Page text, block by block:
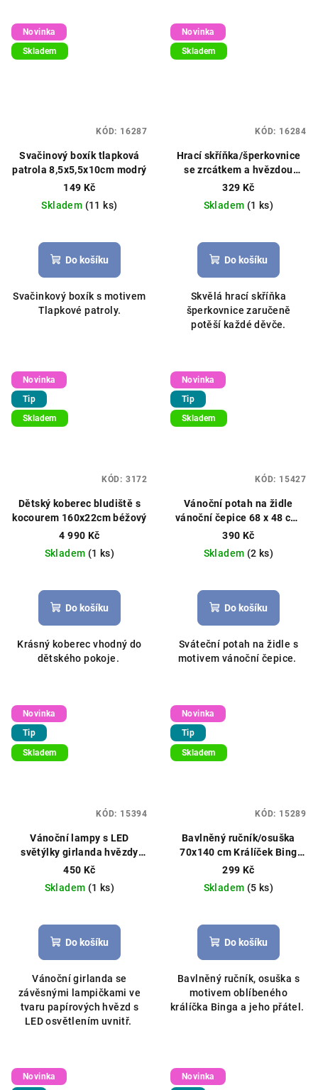
Novinka
Skladem
Svačinový boxík tlapková
patrola 8,5x5,5x10cm modrý
149 Kč
Skladem (11 ks)
Do košíku
Svačinkový boxík s motivem
Tlapkové patroly.
KÓD: 16287
Novinka
Skladem
Hrací skříňka/šperkovnice
se zrcátkem a hvězdou
14x11x10cm růžová
329 Kč
Skladem (1 ks)
Do košíku
Skvělá hrací skříňka
šperkovnice zaručeně
potěší každé děvče.
KÓD: 16284
Novinka
Tip
Skladem
Dětský koberec bludiště s
kocourem 160x22cm béžový
4 990 Kč
Skladem (1 ks)
Do košíku
Krásný koberec vhodný do
dětského pokoje.
KÓD: 3172
Novinka
Tip
Skladem
Vánoční potah na židle
vánoční čepice 68 x 48 cm,
4ks červený
390 Kč
Skladem (2 ks)
Do košíku
Sváteční potah na židle s
motivem vánoční čepice.
KÓD: 15427
Novinka
Tip
Skladem
Vánoční lampy s LED
světýlky girlanda hvězdy
bílá 120 cm
450 Kč
Skladem (1 ks)
Do košíku
Vánoční girlanda se
závěsnými lampičkami ve
tvaru papírových hvězd s
LED osvětlením uvnitř.
KÓD: 15394
Novinka
Tip
Skladem
Bavlněný ručník/osuška
70x140 cm Králíček Bing
různé barvy
299 Kč
Skladem (5 ks)
Do košíku
Bavlněný ručník, osuška s
motivem oblíbeného
králíčka Binga a jeho přátel.
KÓD: 15289
Novinka Novinka